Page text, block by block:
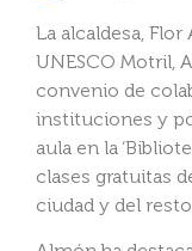
La alcaldesa,
UNESCO Motril,
convenio de
instituciones y
aula en la
clases gratuitas
ciudad y del